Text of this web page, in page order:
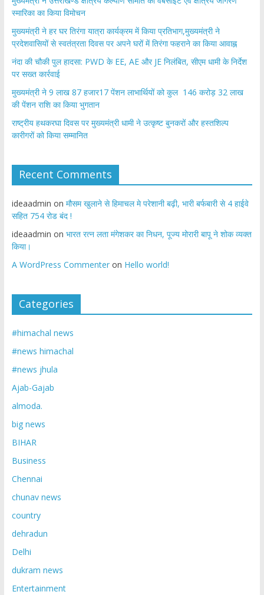
स्मारिका का किया विमोचन
मुख्यमंत्री ने हर घर तिरंगा यात्रा कार्यक्रम में किया प्रतिभाग,मुख्यमंत्री ने
प्रदेशवासियों से स्वतंत्रता दिवस पर अपने घरों में तिरंगा फहराने का किया आवाह्न
नंदा की चौकी पुल हादसा: PWD के EE, AE और JE निलंबित, सीएम धामी के निर्देश
पर सख्त कार्रवाई
मुख्यमंत्री ने 9 लाख 87 हजार17 पेंशन लाभार्थियों को कुल 146 करोड़ 32 लाख
की पेंशन राशि का किया भुगतान
राष्ट्रीय हथकरघा दिवस पर मुख्यमंत्री धामी ने उत्कृष्ट बुनकरों और हस्तशिल्प
कारीगरों को किया सम्मानित
Recent Comments
ideaadmin on मौसम खुलाने से हिमाचल मे परेशानी बढ़ी, भारी बर्फबारी से 4 हाईवे
सहित 754 रोड बंद !
ideaadmin on भारत रत्न लता मंगेशकर का निधन, पूज्य मोरारी बापू ने शोक व्यक्त
किया।
A WordPress Commenteron Hello world!
Categories
#himachal news
#news himachal
#news jhula
Ajab-Gajab
almoda.
big news
BIHAR
Business
Chennai
chunav news
country
dehradun
Delhi
dukram news
Entertainment